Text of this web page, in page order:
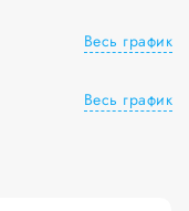
Весь график
Весь график